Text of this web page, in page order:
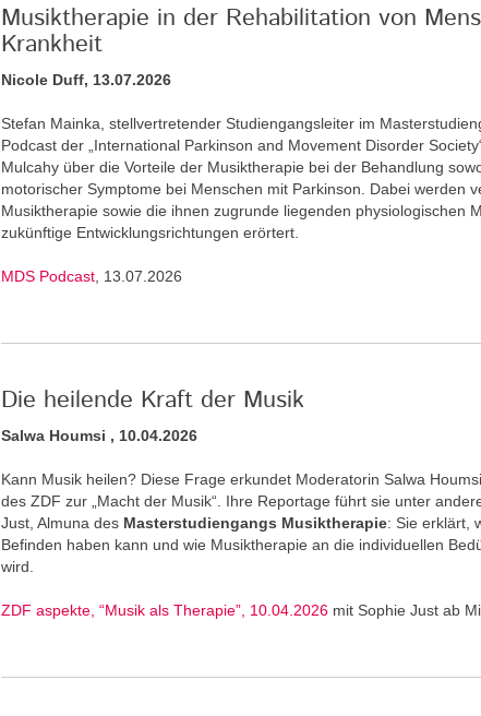
Musiktherapie in der Rehabilitation von
Krankheit
Nicole Duff, 13.07.2026
Stefan Mainka, stellvertretender Studiengangsleiter im
Podcast der „International Parkinson and Movement Disorder
Mulcahy über die Vorteile der Musiktherapie bei der Behandlung
motorischer Symptome bei Menschen mit Parkinson. Dabei werden
Musiktherapie sowie die ihnen zugrunde liegenden physiologischen
zukünftige Entwicklungsrichtungen erörtert.
MDS Podcast , 13.07.2026
Die heilende Kraft der Musik
Salwa Houmsi , 10.04.2026
Kann Musik heilen? Diese Frage erkundet Moderatorin Salwa
des ZDF zur „Macht der Musik“. Ihre Reportage führt sie unter
Just, Almuna des Masterstudiengangs Musiktherapie: Sie erklärt,
Befinden haben kann und wie Musiktherapie an die individuellen
wird.
ZDF aspekte, “Musik als Therapie”, 10.04.2026 mit Sophie Just ab